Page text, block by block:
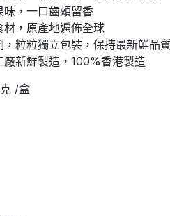
味，一口齒頰留香
材，原產地遍佈全球
，粒粒獨立包裝，保持最新鮮品
廠新鮮製造，100%香港製造
/盒